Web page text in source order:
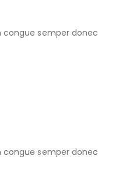
congue semper donec
congue semper donec